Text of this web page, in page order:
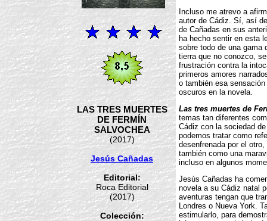
LAS TRES MUERTES
DE FERMÍN
SALVOCHEA
(2017)
Jesús Cañadas
Editorial:
Roca Editorial
(2017)
Colección:
Incluso me atrevo a
autor de Cádiz. Sí, así
de Cañadas en sus
ha hecho sentir en esta
sobre todo de una gama
tierra que no conozco,
frustración contra la
primeros amores
o también esa
oscuros en la novela.
Las tres muertes de
temas tan diferentes
Cádiz con la sociedad
podemos tratar como
desenfrenada por el
también como una
incluso en algunos
Jesús Cañadas ha
novela a su Cádiz natal
aventuras tengan que
Londres o Nueva York.
estimularlo, para